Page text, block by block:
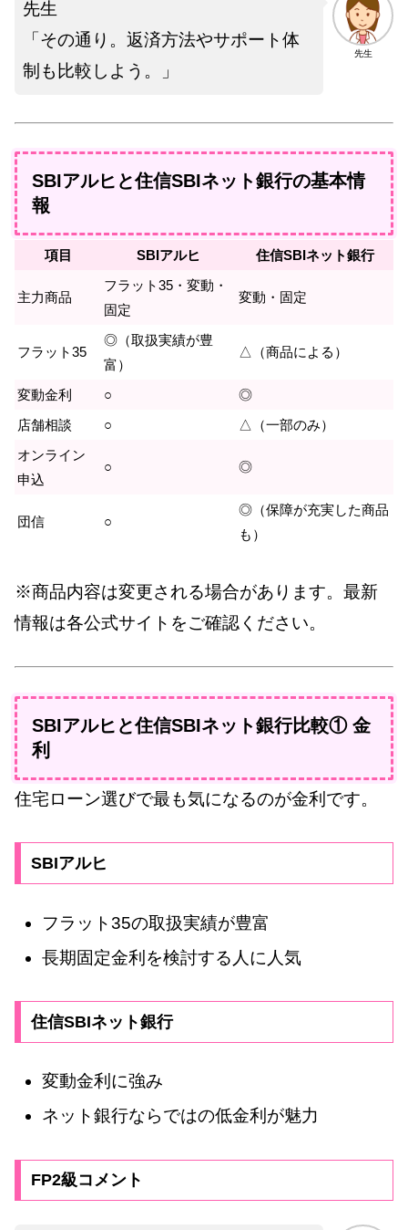
先生
先生
「その通り。返済方法やサポート体
制も比較しよう。」
SBIアルヒと住信SBIネット銀行の基本情
報
項目 SBIアルヒ 住信SBIネット銀行
主力商品
フラット35・変動・
固定
変動・固定
フラット35
◎（取扱実績が豊
富）
△（商品による）
変動金利 ○
◎
店舗相談
○
△（一部のみ）
オンライン
申込
○ ◎
団信 ○
◎（保障が充実した商品
も）
※商品内容は変更される場合があります。最新
情報は各公式サイトをご確認ください。
SBIアルヒと住信SBIネット銀行比較① 金
利
住宅ローン選びで最も気になるのが金利です。
SBIアルヒ
フラット35の取扱実績が豊富
長期固定金利を検討する人に人気
住信SBIネット銀行
変動金利に強み
ネット銀行ならではの低金利が魅力
FP2級コメント